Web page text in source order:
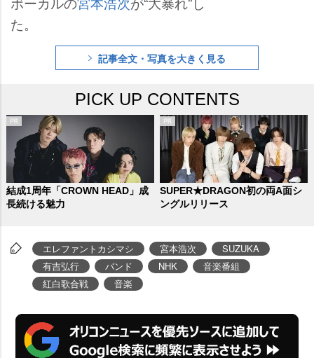
た。
記事全文・写真を大きく見る
PICK UP CONTENTS
結成1周年「CROWN HEAD」成
長続ける魅力
SUPER★DRAGON初の両A面シ
ングルリリース
エレファントカシマシ 宮本浩次
SUZUKA
有吉弘行
バンド NHK
音楽番組
紅白歌合戦
音楽